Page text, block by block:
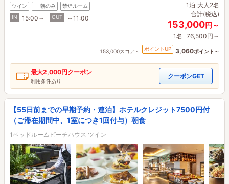
ツイン 朝のみ
禁煙ルーム
IN
15:00～ OUT ～11:00
1泊 大人2名
合計(税込)
153,000円～
1名 76,500円～
153,000スコア～ ポイントUP 3,060ポイント～
最大2,000円クーポン
利用条件あり
クーポンGET
【55日前までの早期予約・連泊】ホテルクレジット7500円付
（ご滞在期間中、1室につき1回付与）朝食
1ベッドルームビーチハウス ツイン